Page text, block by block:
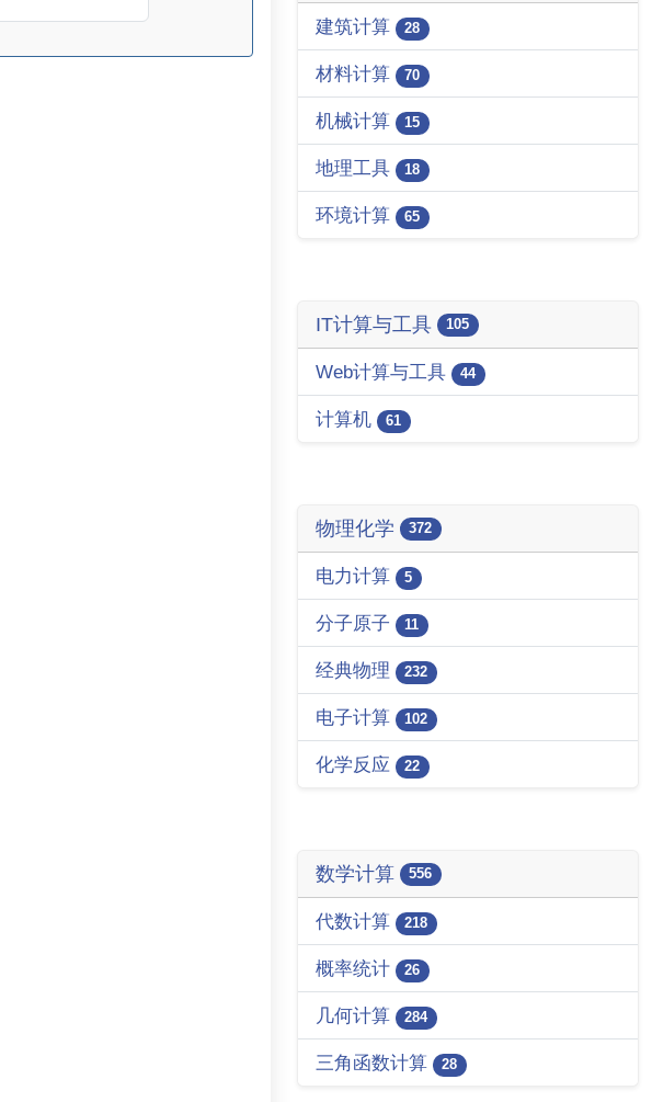
建筑计算 28
材料计算 70
机械计算 15
地理工具 18
环境计算 65
IT计算与工具 105
Web计算与工具 44
计算机 61
物理化学 372
电力计算 5
分子原子 11
经典物理 232
电子计算 102
化学反应 22
数学计算 556
代数计算 218
概率统计 26
几何计算 284
三角函数计算 28